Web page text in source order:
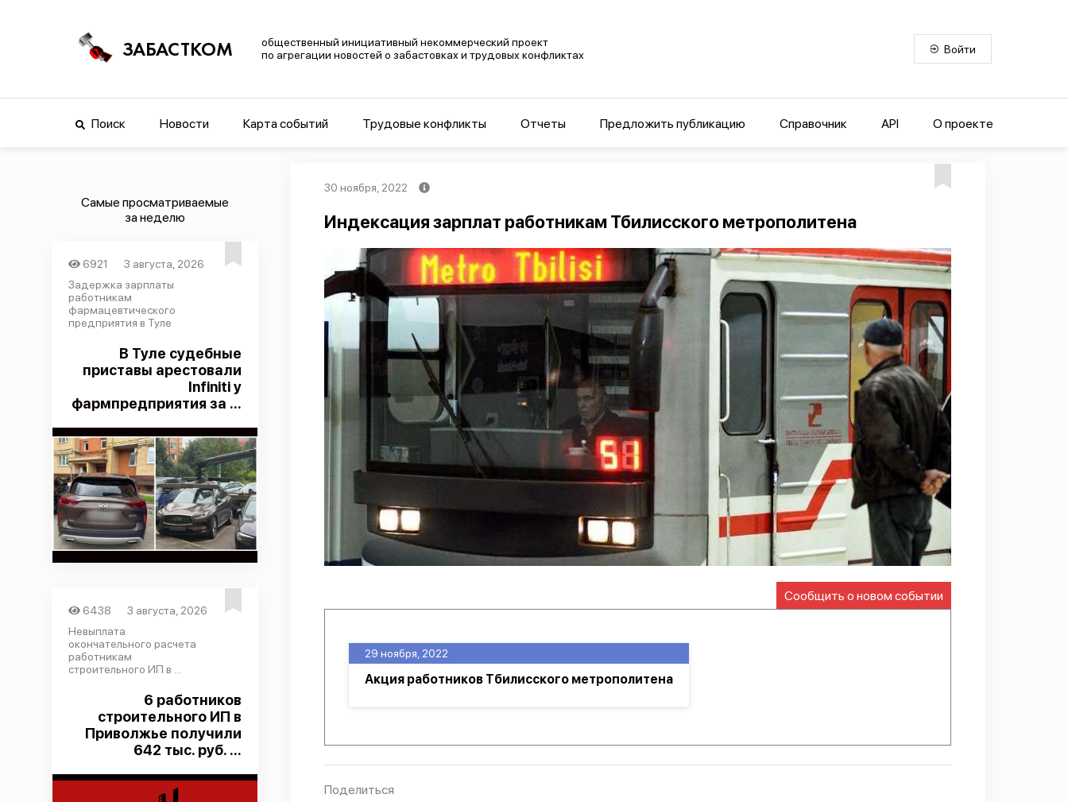
ЗАБАСТКОМ
общественный инициативный некоммерческий проект
по агрегации новостей о забастовках и трудовых конфликтах
Войти
Поиск Новости Карта событий Трудовые конфликты Отчеты Предложить публикацию Справочник API О проекте
Самые просматриваемые
за неделю
6921
3 августа, 2026
Задержка зарплаты
работникам
фармацевтического
предприятия в Туле
В Туле судебные
приставы арестовали
Infiniti у
фармпредприятия за ...
6438
3 августа, 2026
Невыплата
окончательного расчета
работникам
строительного ИП в ...
6 работников
строительного ИП в
Приволжье получили
642 тыс. руб. ...
30 ноября, 2022
Индексация зарплат работникам Тбилисского метрополитена
Сообщить о новом событии
29 ноября, 2022
Акция работников Тбилисского метрополитена
Поделиться